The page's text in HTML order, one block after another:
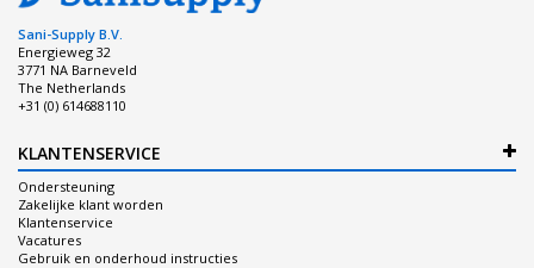
Sani-Supply B.V.
Energieweg 32
3771 NA Barneveld
The Netherlands
+31 (0) 614688110
KLANTENSERVICE
Ondersteuning
Zakelijke klant worden
Klantenservice
Vacatures
Gebruik en onderhoud instructies